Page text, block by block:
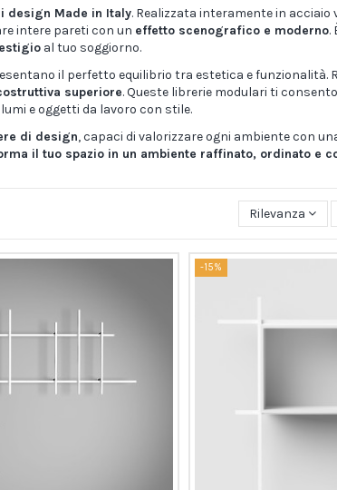
design Made in Italy. Realizzata interamente in
intere pareti con un effetto scenografico e moderno.
al tuo soggiorno.
il perfetto equilibrio tra estetica e funzionalità.
superiore. Queste librerie modulari ti
e oggetti da lavoro con stile.
di design, capaci di valorizzare ogni ambiente con
il tuo spazio in un ambiente raffinato, ordinato e
Rilevanza
-15%